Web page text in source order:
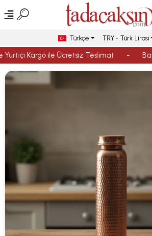
Kargo ile Ücretsiz Teslimat
Türkçe TRY - Türk Lirası